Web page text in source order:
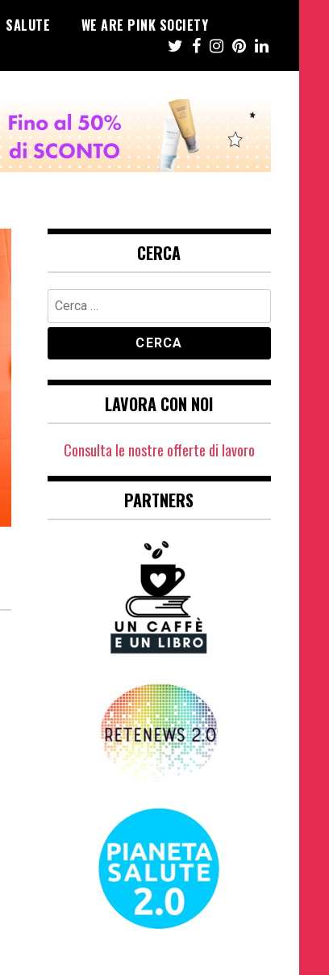
SALUTE WE ARE PINK SOCIETY
CERCA
Ricerca
per:
LAVORA CON NOI
Consulta le nostre offerte di lavoro
PARTNERS